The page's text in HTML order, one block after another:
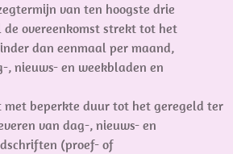
van ten hoogste drie
overeenkomst strekt tot het
dan eenmaal per maand,
, nieuws- en weekbladen en
met beperkte duur tot het geregeld ter
van dag-, nieuws- en
(proef- of